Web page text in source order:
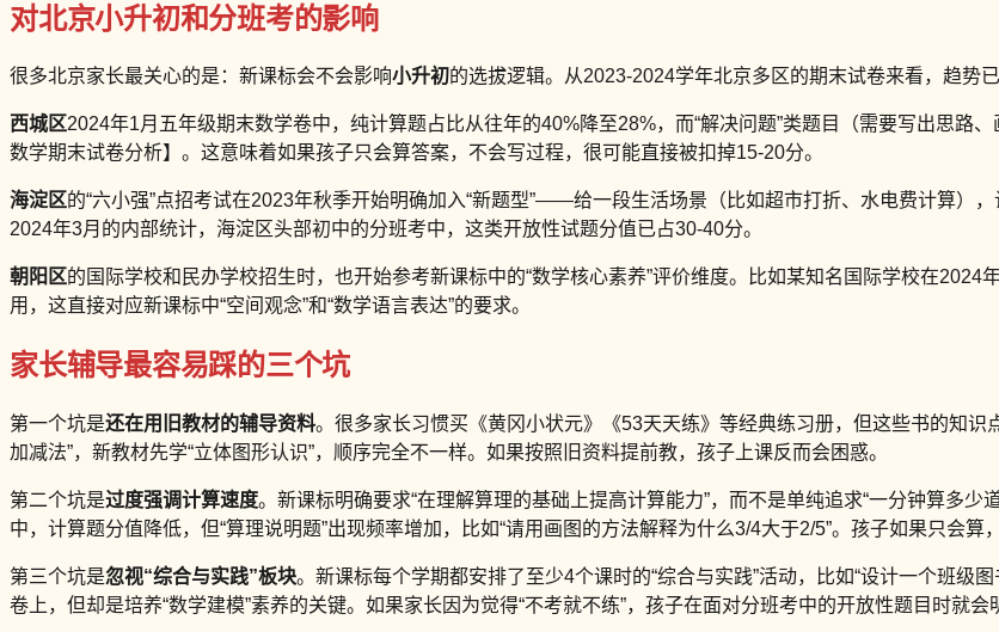
对北京小升初和分班考的影响
很多北京家长最关心的是：新课标会不会影响小升初的选拔逻辑。从2023-2024学年北京多区的期末试卷来看，趋势已
西城区2024年1月五年级期末数学卷中，纯计算题占比从往年的40%降至28%，而“解决问题”类题目（需要写出思路
数学期末试卷分析】。这意味着如果孩子只会算答案，不会写过程，很可能直接被扣掉15-20分。
海淀区的“六小强”点招考试在2023年秋季开始明确加入“新题型”——给一段生活场景（比如超市打折、水电费计算）
2024年3月的内部统计，海淀区头部初中的分班考中，这类开放性试题分值已占30-40分。
朝阳区的国际学校和民办学校招生时，也开始参考新课标中的“数学核心素养”评价维度。比如某知名国际学校在2024
用，这直接对应新课标中“空间观念”和“数学语言表达”的要求。
家长辅导最容易踩的三个坑
第一个坑是还在用旧教材的辅导资料。很多家长习惯买《黄冈小状元》《53天天练》等经典练习册，但这些书的知
加减法”，新教材先学“立体图形认识”，顺序完全不一样。如果按照旧资料提前教，孩子上课反而会困惑。
第二个坑是过度强调计算速度。新课标明确要求“在理解算理的基础上提高计算能力”，而不是单纯追求“一分钟算多
中，计算题分值降低，但“算理说明题”出现频率增加，比如“请用画图的方法解释为什么3/4大于2/5”。孩子如果只会算
第三个坑是忽视“综合与实践”板块。新课标每个学期都安排了至少4个课时的“综合与实践”活动，比如“设计一个班级
卷上，但却是培养“数学建模”素养的关键。如果家长因为觉得“不考就不练”，孩子在面对分班考中的开放性题目时就会